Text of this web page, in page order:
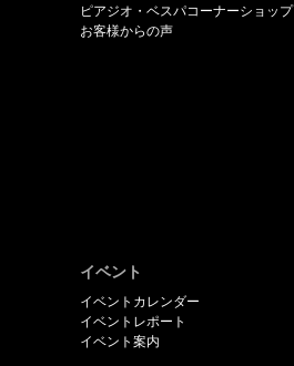
ピアジオ・ベスパコーナーショップ
お客様からの声
イベント
イベントカレンダー
イベントレポート
イベント案内